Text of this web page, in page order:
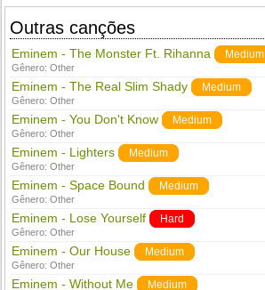
Outras canções
Eminem - The Monster Ft. Rihanna Medium
Gênero:Other
Eminem - The Real Slim Shady Medium
Gênero:Other
Eminem - You Don't Know Medium
Gênero:Other
Eminem - Lighters Medium
Gênero:Other
Eminem - Space Bound Medium
Gênero:Other
Eminem - Lose Yourself Hard
Gênero:Other
Eminem - Our House Medium
Gênero:Other
Eminem - Without Me Medium